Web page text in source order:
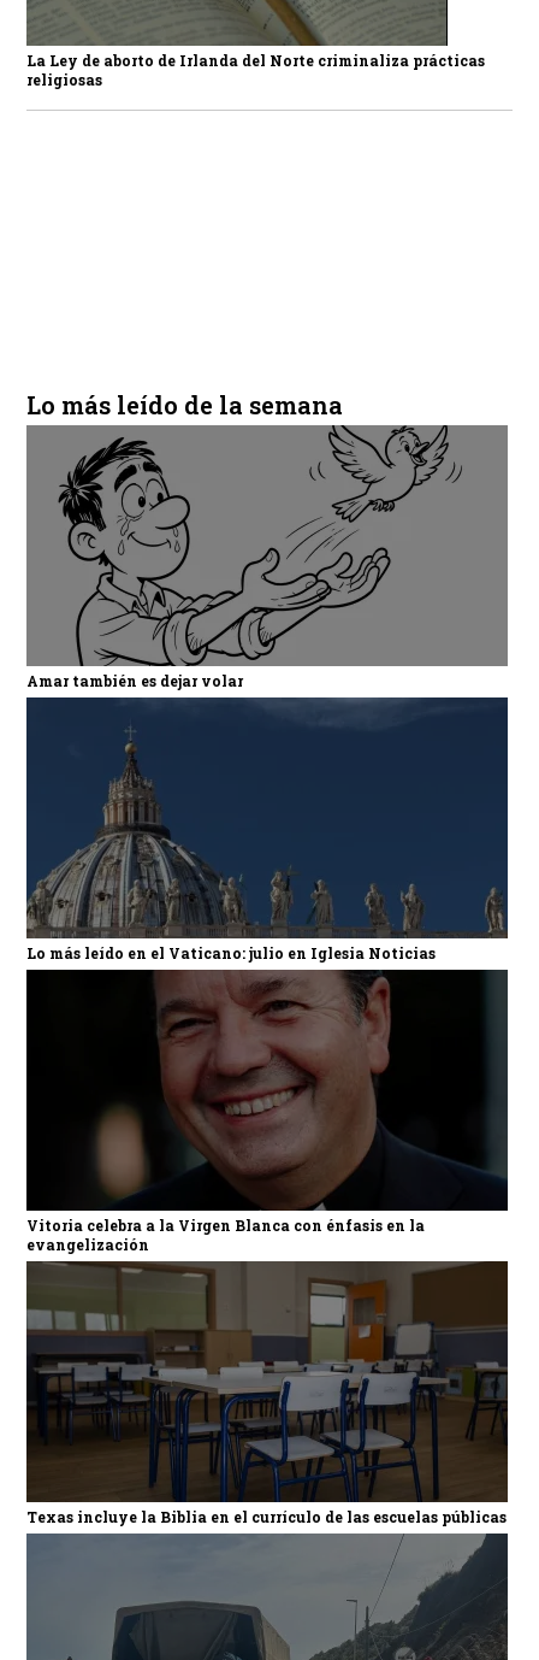
La Ley de aborto de Irlanda del Norte criminaliza prácticas
religiosas
Lo más leído de la semana
Amar también es dejar volar
Lo más leído en el Vaticano: julio en Iglesia Noticias
Vitoria celebra a la Virgen Blanca con énfasis en la
evangelización
Texas incluye la Biblia en el currículo de las escuelas públicas